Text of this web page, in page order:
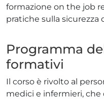
formazione on the job
pratiche sulla sicurezza
Programma
formativi
Il corso è rivolto al
medici e infermieri, che